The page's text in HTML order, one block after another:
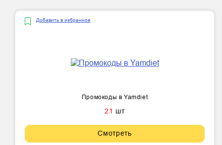
Добавить в избранное
Промокоды в Yamdiet
21 шт
Смотреть